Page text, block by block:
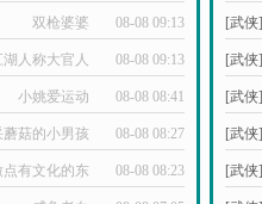
双枪婆婆 08-08 09:13
湖人称大官人 08-08 09:13
小姚爱运动 08-08 08:41
蘑菇的小男孩 08-08 08:27
点有文化的东
西
08-08 08:23
[武侠]
[武侠]
[武侠]
[武侠]
[武侠]